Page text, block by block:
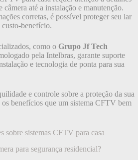
câmera até a instalação e manutenção.
corretas, é possível proteger seu lar
benefício.
como o Grupo Jf Tech
pela Intelbras, garante suporte
e tecnologia de ponta para sua
e controle sobre a proteção da sua
benefícios que um sistema CFTV bem
sobre sistemas CFTV para casa
para segurança residencial?